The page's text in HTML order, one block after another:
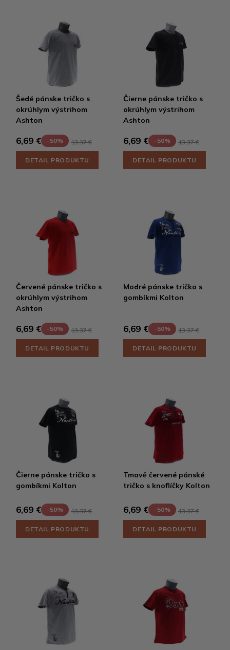
Šedé pánske tričko s
okrúhlym výstrihom
Ashton
6,69 € -50% 13,37 €
DETAIL PRODUKTU
Čierne pánske tričko s
okrúhlym výstrihom
Ashton
6,69 € -50% 13,37 €
DETAIL PRODUKTU
Červené pánske tričko s
okrúhlym výstrihom
Ashton
6,69 € -50% 13,37 €
DETAIL PRODUKTU
Modré pánske tričko s
gombíkmi Kolton
6,69 € -50% 13,37 €
DETAIL PRODUKTU
Čierne pánske tričko s
gombíkmi Kolton
6,69 € -50% 13,37 €
DETAIL PRODUKTU
Tmavě červené pánské
tričko s knoflíčky Kolton
6,69 € -50% 13,37 €
DETAIL PRODUKTU